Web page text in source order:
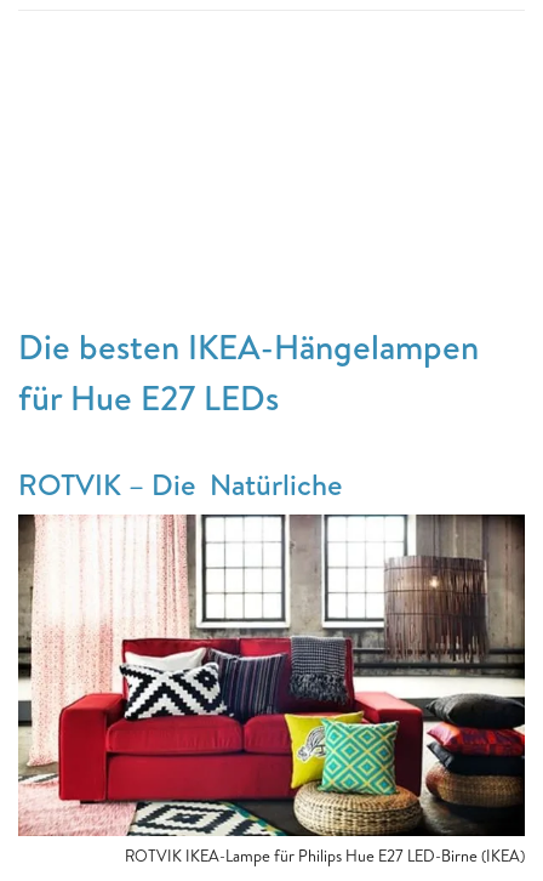
Die besten IKEA-Hängelampen
für Hue E27 LEDs
ROTVIK – Die Natürliche
ROTVIK IKEA-Lampe für Philips Hue E27 LED-Birne (IKEA)